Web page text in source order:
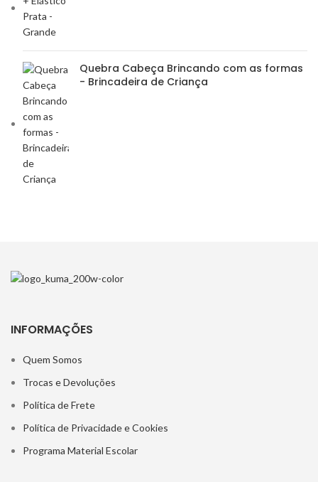
Quebra Cabeça Brincando com as formas
- Brincadeira de Criança
INFORMAÇÕES
Quem Somos
Trocas e Devoluções
Política de Frete
Política de Privacidade e Cookies
Programa Material Escolar